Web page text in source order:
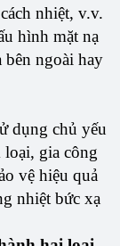
nhiệt, v.v.
hình mặt nạ
ngoài hay
dụng chủ yếu
gia công
vệ hiệu quả
nhiệt bức xạ